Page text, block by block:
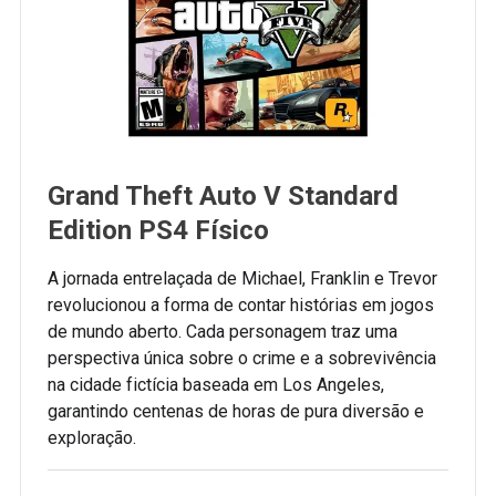
Grand Theft Auto V Standard
Edition PS4 Físico
A jornada entrelaçada de Michael, Franklin e Trevor
revolucionou a forma de contar histórias em jogos
de mundo aberto. Cada personagem traz uma
perspectiva única sobre o crime e a sobrevivência
na cidade fictícia baseada em Los Angeles,
garantindo centenas de horas de pura diversão e
exploração.